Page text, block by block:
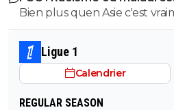
Bien plus quen Asie c'est
prometteur au monde, et sa coupe du monde plutot réussi
aussi..Ligue 1
Calendrier
REGULAR SEASON